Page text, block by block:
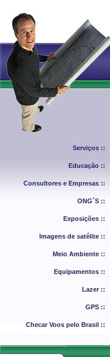
Serviços ::
Educação ::
Consultores e Empresas ::
ONG´S ::
Exposições ::
Imagens de satélite ::
Meio Ambiente ::
Equipamentos ::
Lazer ::
GPS ::
Checar Voos pelo Brasil ::